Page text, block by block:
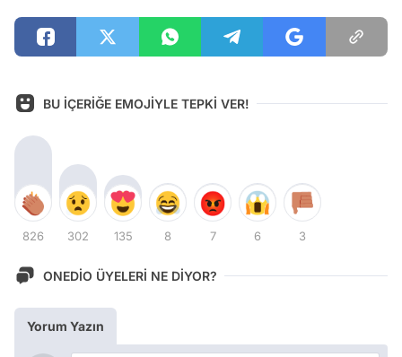
BU İÇERİĞE EMOJİYLE TEPKİ VER!
826 302 135 8 7 6 3
ONEDİO ÜYELERİ NE DİYOR?
Yorum Yazın